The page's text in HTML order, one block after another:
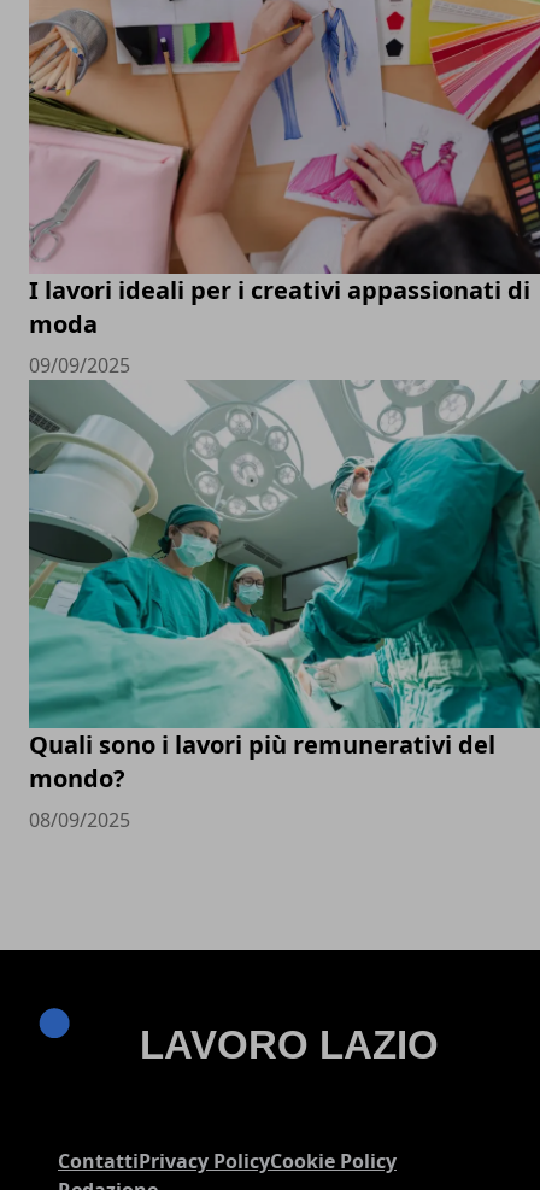
I lavori ideali per i creativi appassionati di
moda
09/09/2025
Quali sono i lavori più remunerativi del
mondo?
08/09/2025
ContattiPrivacy PolicyCookie Policy